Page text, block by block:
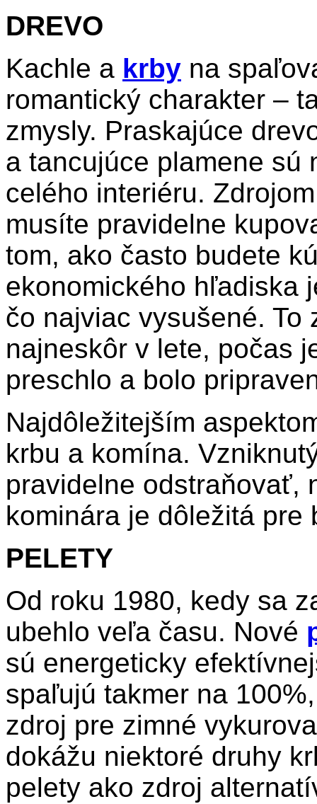
DREVO
Kachle a krby na
romantický charakter –
zmysly. Praskajúce
a tancujúce plamene sú
celého interiéru.
musíte pravidelne
tom, ako často budete
ekonomického hľadiska
čo najviac vysušené. To
najneskôr v lete, počas
preschlo a bolo
Najdôležitejším
krbu a komína.
pravidelne odstraňovať,
kominára je dôležitá
PELETY
Od roku 1980, kedy sa
ubehlo veľa času. Nové
sú energeticky
spaľujú takmer na
zdroj pre zimné
dokážu niektoré druhy
pelety ako zdroj